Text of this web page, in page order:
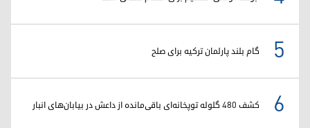
5 گام بلند پارلمان ترکیه برای صلح
6 کشف ۴۸۰ گلوله توپخانه‌ای باقی‌مانده از داعش در بیابان‌های انبار